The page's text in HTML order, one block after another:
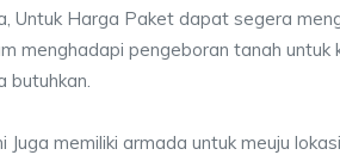
Untuk Harga Paket dapat segera
menghadapi pengeboran tanah untuk
butuhkan.
Juga memiliki armada untuk meuju